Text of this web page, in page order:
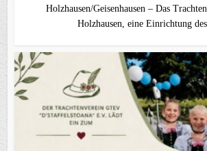
Holzhausen/Geisenhausen – Das
Holzhausen, eine Einrichtung des